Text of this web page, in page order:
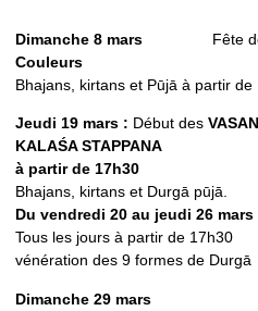
Dimanche 8 mars Fête
Couleurs
Bhajans, kirtans et Pūjā à partir de
Jeudi 19 mars : Début des
KALAŚA STAPPANA
à partir de 17h30
Bhajans, kirtans et Durgā pūjā.
Du vendredi 20 au jeudi 26 mars
Tous les jours à partir de 17h30
vénération des 9 formes de Durgā
Dimanche 29 mars